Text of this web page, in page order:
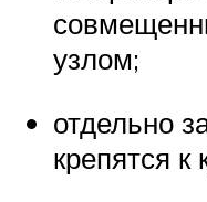
узлом;
отдельно
крепятся к